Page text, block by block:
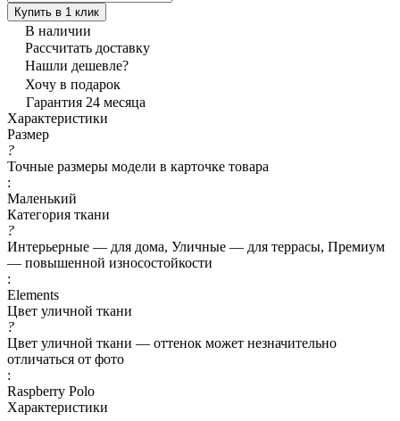
Купить в 1 клик
В наличии
Рассчитать доставку
Нашли дешевле?
Хочу в подарок
Гарантия 24 месяца
Характеристики
Размер
?
Точные размеры модели в карточке товара
:
Маленький
Категория ткани
?
Интерьерные — для дома, Уличные — для террасы, Премиум
— повышенной износостойкости
:
Elements
Цвет уличной ткани
?
Цвет уличной ткани — оттенок может незначительно
отличаться от фото
:
Raspberry Polo
Характеристики